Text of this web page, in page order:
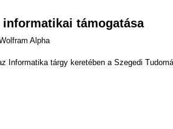
támogatása
Alpha
Informatika tárgy keretében a Szegedi